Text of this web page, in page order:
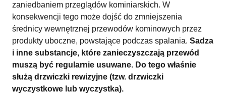
zaniedbaniem przeglądów kominiarskich. W
konsekwencji tego może dojść do zmniejszenia
średnicy wewnętrznej przewodów kominowych przez
produkty uboczne, powstające podczas spalania. Sadza
i inne substancje, które zanieczyszczają przewód
muszą być regularnie usuwane. Do tego właśnie
służą drzwiczki rewizyjne (tzw. drzwiczki
wyczystkowe lub wyczystka).